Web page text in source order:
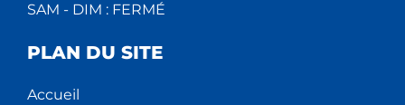
SAM - DIM : FERMÉ
PLAN DU SITE
Accueil